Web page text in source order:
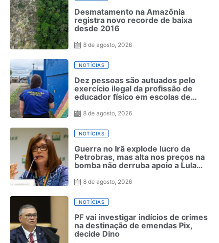
Desmatamento na Amazônia
registra novo recorde de baixa
desde 2016
8 de agosto, 2026
NOTÍCIAS
Dez pessoas são autuados pelo
exercício ilegal da profissão de
educador físico em escolas de
8 de agosto, 2026
NOTÍCIAS
Guerra no Irã explode lucro da
Petrobras, mas alta nos preços na
bomba não derruba apoio a Lula
2022
8 de agosto, 2026
NOTÍCIAS
PF vai investigar indícios de crimes
na destinação de emendas Pix,
decide Dino